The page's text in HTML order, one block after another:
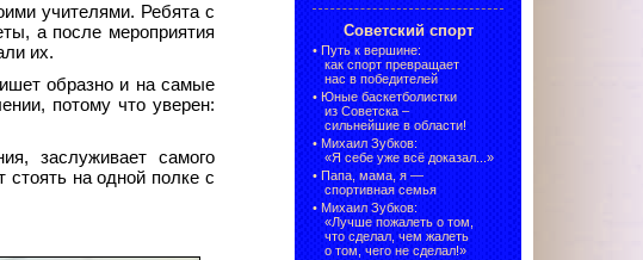
учителями. Ребята с
а после мероприятия
их.
образно и на самые
потому что уверен:
заслуживает самого
стоять на одной полке с
Советский спорт
• Путь к вершине:
как спорт превращает
нас в победителей
• Юные баскетболистки
из Советска –
сильнейшие в области!
• Михаил Зубков:
«Я себе уже всё доказал...»
• Папа, мама, я —
спортивная семья
• Михаил Зубков:
«Лучше пожалеть о том,
что сделал, чем жалеть
о том, чего не сделал!»